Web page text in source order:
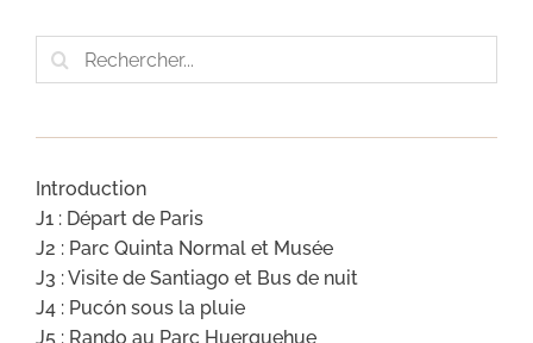
Rechercher:
Introduction
J1 : Départ de Paris
J2 : Parc Quinta Normal et Musée
J3 : Visite de Santiago et Bus de nuit
J4 : Pucón sous la pluie
J5 : Rando au Parc Huerquehue